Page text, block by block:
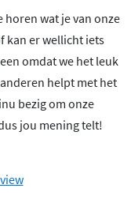
horen wat je van onze
kan er wellicht iets
omdat we het leuk
helpt met het
bezig om onze
jou mening telt!